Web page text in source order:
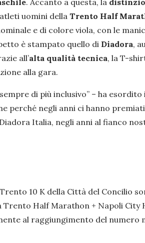
. Accanto a questa, la
uomini della Trento Half
e di colore viola, con le
è stampato quello di Diadora,
all’alta qualità tecnica, la T-
alla gara.
di più inclusivo” – ha esordito
perché negli anni ci hanno
Italia, negli anni al fianco
10 K della Città del Concilio
Half Marathon + Napoli
al raggiungimento del numero